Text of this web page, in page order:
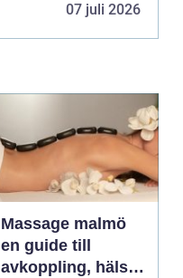
07 juli 2026
Massage malmö
en guide till
avkoppling, hälsa